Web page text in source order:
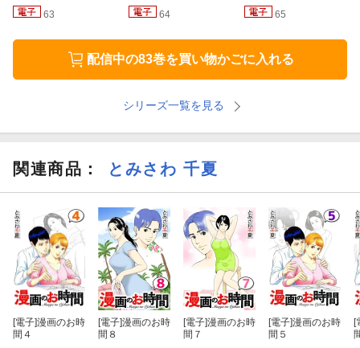
63 64 65
配信中の83巻を買い物かごに入れる
シリーズ一覧を見る
関連商品 ： とみさわ 千夏
[電子]漫画のお時
間４
[電子]漫画のお時
間８
[電子]漫画のお時
間７
[電子]漫画のお時
間５
[